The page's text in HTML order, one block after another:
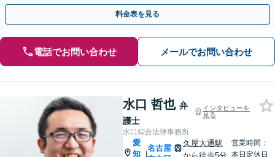
アップから中小企業まで幅広く対応【休日・夜間相談可】
料金表を見る
電話でお問い合わせ メールでお問い合わせ
水口 哲也 弁
護士
インタビューを
見る
水口綜合法律事務所
愛
知 |
名古屋
久屋大通駅
営業時間：
本日定休日